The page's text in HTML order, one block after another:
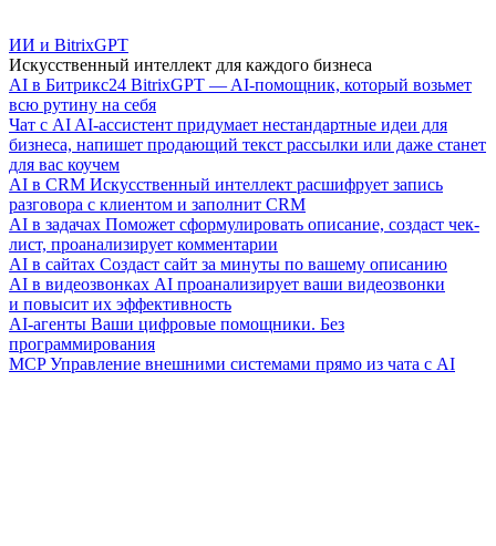
ИИ и BitrixGPT
Искусственный интеллект для каждого бизнеса
AI в Битрикс24 BitrixGPT — AI-помощник, который возьмет
всю рутину на себя
Чат с AI AI-ассистент придумает нестандартные идеи для
бизнеса, напишет продающий текст рассылки или даже станет
для вас коучем
AI в CRM Искусственный интеллект расшифрует запись
разговора с клиентом и заполнит CRM
AI в задачах Поможет сформулировать описание, создаст чек-
лист, проанализирует комментарии
AI в сайтах Создаст сайт за минуты по вашему описанию
AI в видеозвонках AI проанализирует ваши видеозвонки
и повысит их эффективность
AI-агенты Ваши цифровые помощники. Без
программирования
MCP Управление внешними системами прямо из чата с AI